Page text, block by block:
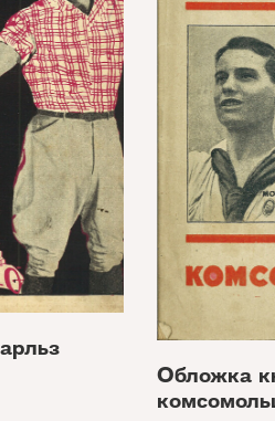
Обложка